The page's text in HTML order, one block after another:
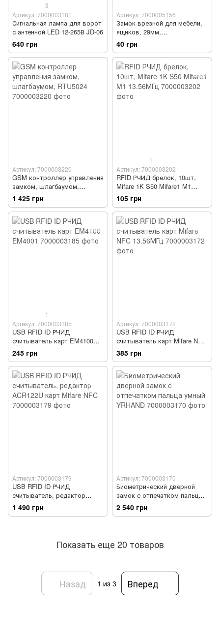
3
Артикул: 7000003181
Сигнальная лампа для ворот
с антенной LED 12-265В JD-06
640 грн
Артикул: 7000005156
Замок врезной для мебели,
ящиков, 29мм,
никелированный
40 грн
Артикул: 7000003220
GSM контроллер управления
замком, шлагбаумом,
RTU5024
1 425 грн
1
Артикул: 7000003202
RFID РЧИД брелок, 10шт,
Mifare 1K S50 Mifare1 M1
13.56МГц
105 грн
1
Артикул: 7000003185
USB RFID ID РЧИД
считыватель карт EM4100
EM4001
245 грн
Артикул: 7000003172
USB RFID ID РЧИД
считыватель карт Mifare NFC
13.56МГц
385 грн
Артикул: 7000003179
USB RFID ID РЧИД
считыватель, редактор
ACR122U карт Mifare NFC
1 490 грн
Артикул: 7000003170
Биометрический дверной
замок с отпечатком пальца
умный YRHAND
2 540 грн
Показать еще 20 товаров
Назад 1 из 3 Вперед